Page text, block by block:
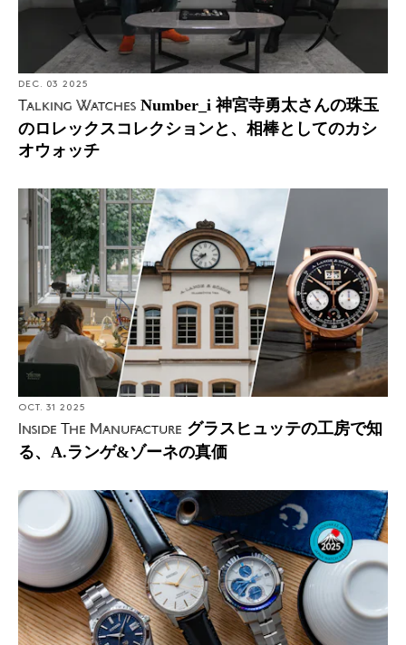
DEC. 03 2025
Talking Watches Number_i 神宮寺勇太さんの珠玉
のロレックスコレクションと、相棒としてのカシ
オウォッチ
OCT. 31 2025
Inside The Manufacture グラスヒュッテの工房で知
る、A.ランゲ&ゾーネの真価